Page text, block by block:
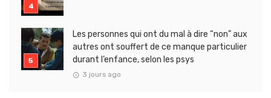
Les personnes qui ont du mal à dire “non” aux
autres ont souffert de ce manque particulier
durant l’enfance, selon les psys
3 jours ago